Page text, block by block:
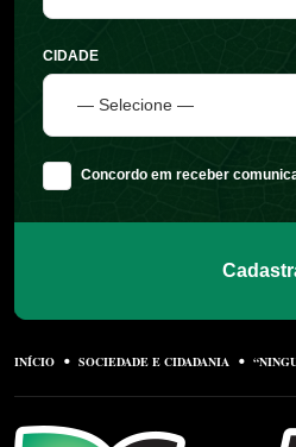
CIDADE
Concordo em receber
INÍCIO SOCIEDADE E CIDADANIA